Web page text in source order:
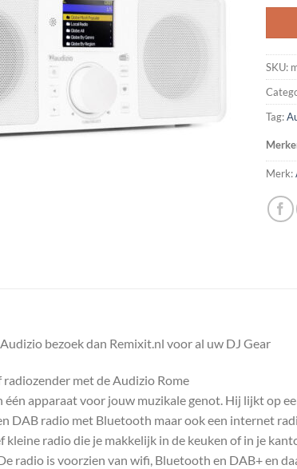
SKU:
Tag:
Merk:
bezoek dan Remixit.nl voor al uw DJ Gear
met de Audizio Rome
één apparaat voor jouw muzikale genot. Hij lijkt op
DAB radio met Bluetooth maar ook een internet
kleine radio die je makkelijk in de keuken of in je
radio is voorzien van wifi, Bluetooth en DAB+ en